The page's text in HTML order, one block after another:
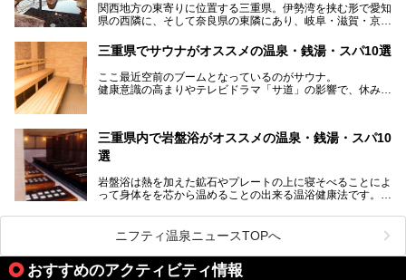
───
提供元：賢島宝生苑【PR】
関西地方の東寄りに位置する三重県。伊勢湾を挟む形で愛知
県の西隣に、そして奈良県の東隣にあり、岐阜・滋賀・京
伊勢神宮を擁する伊勢志摩や、世界遺産に登録された熊野古
道をはじめ、鳥羽水族館、忍者の里・伊賀、鈴鹿サーキッ
ト、松坂牛に伊勢海老……と、観光＆グルメの宝庫です。
東からも西からも訪れやすい三重県には、ハイクオリティな
スーパー銭湯がたくさん！お風呂も食事もコスパもいい、お
三重県でサウナがオススメの温泉・銭湯・スパ10選
ここ最近空前のブームとなっているのがサウナ。
健康意識の高まりやテレビドラマ「サ道」の影響で、休みの
いサウナのある温泉や銭湯、スパをご紹介。
気軽に立ち寄れてリラックス効果の高いサウナで、日頃の疲
れをリフレッシュしませんか？
三重県内で岩盤浴がオススメの温泉・銭湯・スパ10
選
岩盤浴は熱を加えた鉱石やプレートの上に寝そべることによ
って身体をを芯から温めることの出来る温浴健康法です。じ
果だけではなく、代謝が高まり健康や美容にも良い影響が期
待できます。今回はそんな岩盤浴にこだわった、三重県内の
オススメ温泉・銭湯・スパ10ヶ所を紹介させていただきま
す。
ニフティ温泉ニュースTOPへ
おすすめのアクティビティ情報